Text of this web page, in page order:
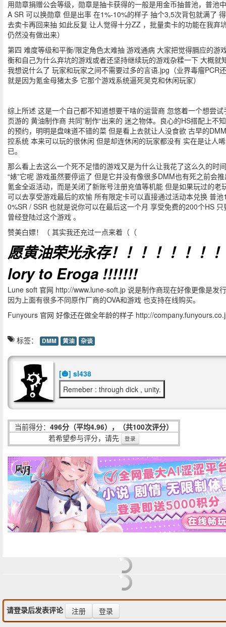
用勋章捐赠公会等级，勋章是抽卡获得的一般是用金币抽普池，普池
A SR 可以换勋章 但是出率 在1%-10%的样子 抽个3,5次背包就满了
去卖卡再回来抽 如此反复 让人觉得十分ZZ ，批量卖卡的功能在我弃
仍然没有做出来）
第四 难度等级和平衡/限定角色太难抽 游戏通病 大家把觉得膈应的游
衡和自己为什么弃坑的游戏或者还坚持继续玩的游戏杂糅一下 大概就
我想说什么了 玩家和玩家之间不需要过多的言语.jpg（业界毒瘤PCR
就是因为氪金母猪太多 它那个游戏系统逼死吴克和休闲玩家）
综上所述 这是一个自己都不知道想要干啥的运营商 忽悠着一个想尝试
页游的 黄油制作商 共同”制作“出来的 迷之物体。良心的HS搭配上不
的预约，明明是盘味道不错的菜 但是看上去就让人没食欲 古早的
控系统 本来可以玩的很休闲 但是却连休闲的玩家都没有 实在是让人
已。
那么看上去这么一个死不足惜的游戏又是为什么让我花了这么久的时
“婊”它呢 游戏虽然要停运了 但是它并没有像很多DMM也有死之前会
氪金全返活动，而是关闭了新账号注册充值等机能 但是如果玩过的老
可以去享受游戏最后的欢愉 所有限定卡可以直接通过活动本兑换 普池
0%SR / SSR 也就是说你可以在最后这一个月 享受免费的200个HS 只
曾经登陆过这个游戏 。
赞美白嫖！（ 其实我还充过一点来着（（
愿黄油荣光永存！！！！！！！
lory to Eroga !!!!!!!
Lune soft 官网 http://www.lune-soft.jp 说是制作商现在好像更像是发
因为上面有很多不同原作厂商的OVA和游戏 也支持在线购买。
Funyours 官网 好像还在做全年龄的样子 http://
标签： DMM 黄油 杂谈
[🎃] sl438
Remeber : through dick , unity.
当前得分： 496分（平均4.96），（共100次评分）
若希望参与评分，请先
登录
请登录后发表评论 注册 登录